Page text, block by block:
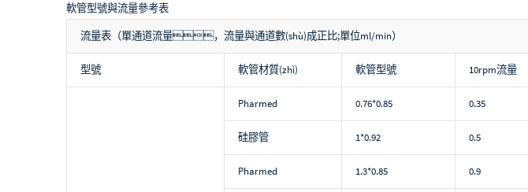
軟管型號與流量參考表
流量表（單通道流量，流量與通道數(shù)成正比;單位ml/min）
型號 軟管材質(zhì) 軟管型號 10rpm流量
Pharmed 0.76*0.85 0.35
硅膠管 1*0.92 0.5
Pharmed 1.3*0.85 0.9